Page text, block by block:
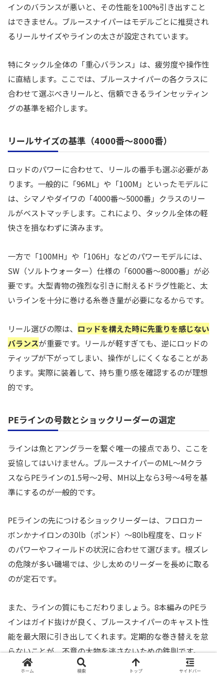
インのバランスが悪いと、その性能を100%引き出すこと
はできません。ブルースナイパーはモデルごとに推奨され
るリールサイズやラインの太さが設定されています。
特にタックル全体の「重心バランス」は、疲労度や操作性
に直結します。ここでは、ブルースナイパーの各クラスに
合わせて選ぶべきリールと、信頼できるラインセッティン
グの基準を紹介します。
リールサイズの基準（4000番〜8000番）
ロッドのパワーに合わせて、リールの番手も選ぶ必要があ
ります。一般的に「96ML」や「100M」といったモデルに
は、シマノやダイワの「4000番〜5000番」クラスのリー
ルがベストマッチします。これにより、タックル全体の軽
快さを損なわずに済みます。
一方で「100MH」や「106H」などのパワーモデルには、
SW（ソルトウォーター）仕様の「6000番〜8000番」が必
要です。大型青物の強烈な引きに耐えるドラグ性能と、太
いラインを十分に巻ける糸巻き量が必要になるからです。
リール選びの際は、 ロッドを構えた時に先重りを感じない
バランスが重要です。リールが軽すぎても、逆にロッドの
ティップが下がってしまい、操作がしにくくなることがあ
ります。実際に装着して、持ち重り感を確認するのが理想
的です。
PEラインの号数とショックリーダーの選定
ラインは魚とアングラーを繋ぐ唯一の接点であり、ここを
妥協してはいけません。ブルースナイパーのML〜Mクラ
スならPEラインの1.5号〜2号、MH以上なら3号〜4号を基
準にするのが一般的です。
PEラインの先につけるショックリーダーは、フロロカー
ボンかナイロンの30lb（ポンド）〜80lb程度を、ロッド
のパワーやフィールドの状況に合わせて選びます。根ズレ
の危険が多い磯場では、少し太めのリーダーを長めに取る
のが定石です。
また、ラインの質にもこだわりましょう。8本編みのPEラ
インはガイド抜けが良く、ブルースナイパーのキャスト性
能を最大限に引き出してくれます。定期的な巻き替えを怠
らないことが、不意の大物を逃さないための鉄則です。
ホーム 検索 トップ サイドバー